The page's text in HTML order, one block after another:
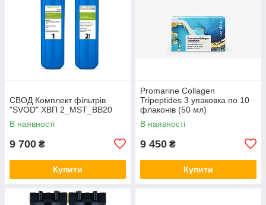
СВОД Комплект фільтрів
"SVOD" ХВП 2_MST_BB20
В наявності
9 700 ₴
Купити
Promarine Collagen
Tripeptides 3 упаковка по 10
флаконів (50 мл)
В наявності
9 450 ₴
Купити